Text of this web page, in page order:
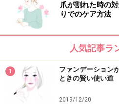
爪が割れた時の
りでのケア方法
人気記事ラ
1
ファンデーション
ときの賢い使い道
2019/12/20